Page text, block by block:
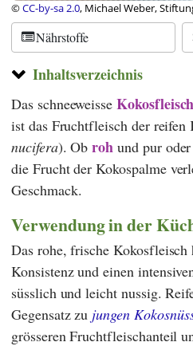
©CC-by-sa 2.0, Michael Weber,
Nährstoffe
Inhaltsverzeichnis
Das schneeweisseKokosfleisch
ist das Fruchtfleisch der reifen
nucifera). Obrohund pur
die Frucht der Kokospalme
Geschmack.
Verwendung in der
Das rohe, frische Kokosfleisch
Konsistenz und einen
süsslich und leicht nussig.
Gegensatz zu jungen
grösseren Fruchtfleischanteil